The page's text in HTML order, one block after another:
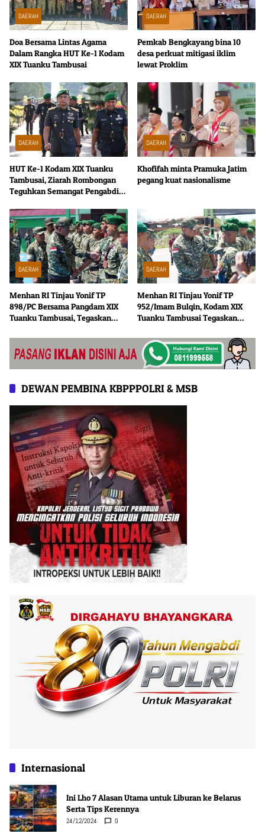
DAERAH
Doa Bersama Lintas Agama
Dalam Rangka HUT Ke-1 Kodam
XIX Tuanku Tambusai
DAERAH
Pemkab Bengkayang bina 10
desa perkuat mitigasi iklim
lewat Proklim
DAERAH
HUT Ke-1 Kodam XIX Tuanku
Tambusai, Ziarah Rombongan
Teguhkan Semangat Pengabdian
DAERAH
Khofifah minta Pramuka Jatim
pegang kuat nasionalisme
DAERAH
Menhan RI Tinjau Yonif TP
898/PC Bersama Pangdam XIX
Tuanku Tambusai, Tegaskan
DAERAH
Menhan RI Tinjau Yonif TP
952/Imam Bulqin, Kodam XIX
Tuanku Tambusai Tegaskan
DEWAN PEMBINA KBPPPOLRI & MSB
Internasional
Ini Lho 7 Alasan Utama untuk Liburan ke Belarus
Serta Tips Kerennya
24/12/2024 0